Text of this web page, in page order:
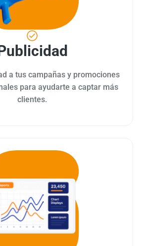
a tus campañas y promociones
para ayudarte a captar más
clientes.